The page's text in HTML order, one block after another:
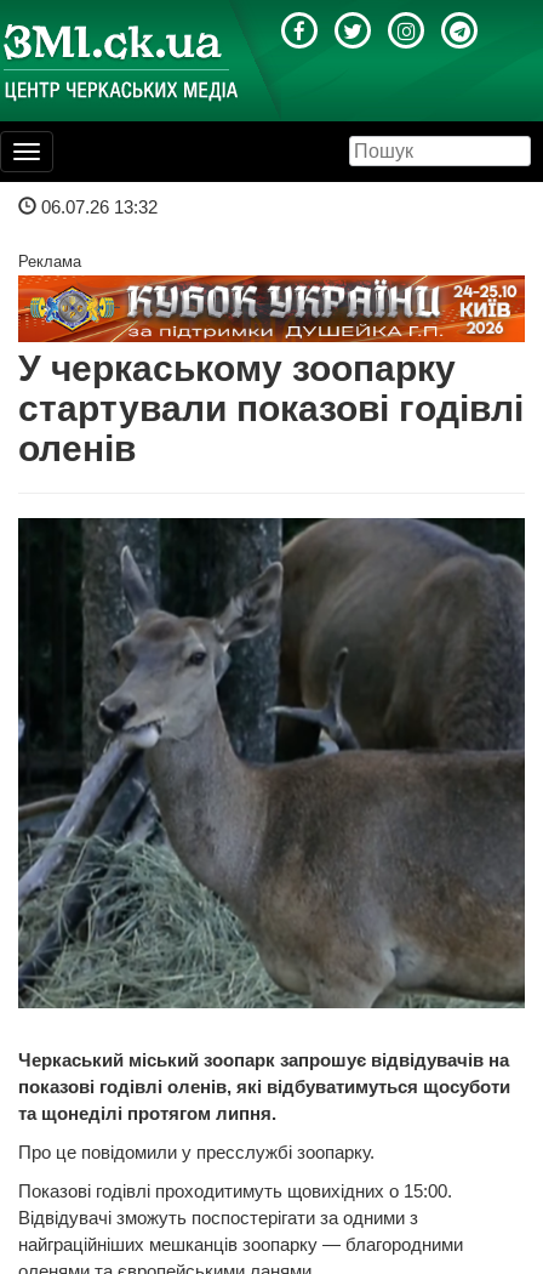
Toggle
navigation
06.07.26 13:32
Реклама
У черкаському зоопарку
стартували показові годівлі
оленів
Черкаський міський зоопарк запрошує відвідувачів на
показові годівлі оленів, які відбуватимуться щосуботи
та щонеділі протягом липня.
Про це повідомили у пресслужбі зоопарку.
Показові годівлі проходитимуть щовихідних о 15:00.
Відвідувачі зможуть поспостерігати за одними з
найграційніших мешканців зоопарку — благородними